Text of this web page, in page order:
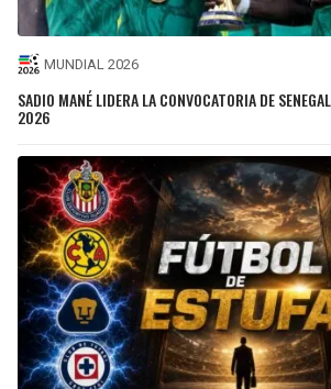
MUNDIAL 2026
SADIO MANÉ LIDERA LA CONVOCATORIA DE
2026